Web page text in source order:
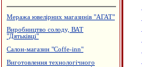
Меража ювелірних магазинів "АГАТ"
Виробництво солоду, ВАТ
"Дятьківці"
Салон-магазин "Coffe-inn"
Виготовлення технологічного